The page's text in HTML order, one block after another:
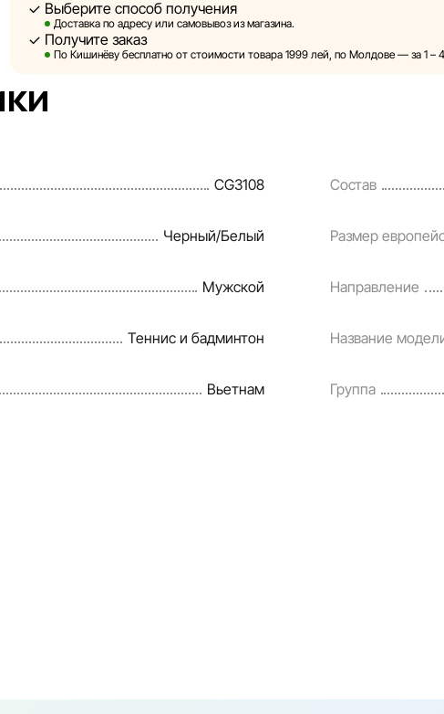
Sportlandia оставляет за собой право в одностороннем порядке и
предварительного уведомления вносить изменения в описания,
и потребительские свойства товаров. Изображения,
информация о товарах предоставляется в ознакомительных
порядке и без предварительного уведомления.
Наша команда регулярно проверяет и обновляет информацию
Выберите способ получения
Доставка по адресу или самовывоз из магазина.
Получите заказ
По Кишинёву бесплатно от стоимости товара 1999 лей, по Молдове — за 1 –
CG3108 Состав
Черный/Белый Размер
Мужской Направление
Теннис и бадминтон Название
Вьетнам Группа